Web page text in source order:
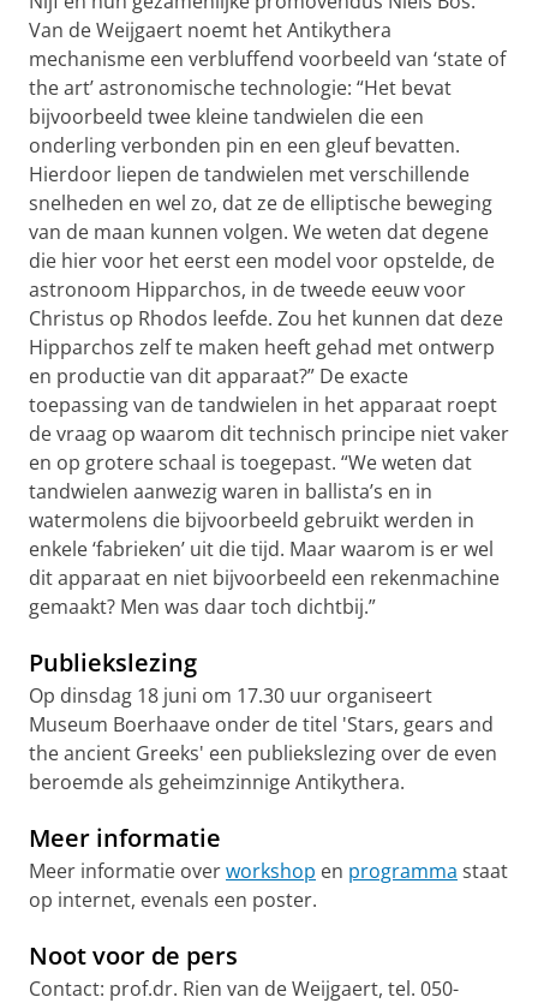
Van de Weijgaert noemt het Antikythera
mechanisme een verbluffend voorbeeld van ‘state of
the art’ astronomische technologie: “Het bevat
bijvoorbeeld twee kleine tandwielen die een
onderling verbonden pin en een gleuf bevatten.
Hierdoor liepen de tandwielen met verschillende
snelheden en wel zo, dat ze de elliptische beweging
van de maan kunnen volgen. We weten dat degene
die hier voor het eerst een model voor opstelde, de
astronoom Hipparchos, in de tweede eeuw voor
Christus op Rhodos leefde. Zou het kunnen dat deze
Hipparchos zelf te maken heeft gehad met ontwerp
en productie van dit apparaat?” De exacte
toepassing van de tandwielen in het apparaat roept
de vraag op waarom dit technisch principe niet vaker
en op grotere schaal is toegepast. “We weten dat
tandwielen aanwezig waren in ballista’s en in
watermolens die bijvoorbeeld gebruikt werden in
enkele ‘fabrieken’ uit die tijd. Maar waarom is er wel
dit apparaat en niet bijvoorbeeld een rekenmachine
gemaakt? Men was daar toch dichtbij.”
Publiekslezing
Op dinsdag 18 juni om 17.30 uur organiseert
Museum Boerhaave onder de titel 'Stars, gears and
the ancient Greeks' een publiekslezing over de even
beroemde als geheimzinnige Antikythera.
Meer informatie
Meer informatie overworkshop en programma staat
op internet, evenals een poster.
Noot voor de pers
Contact: prof.dr. Rien van de Weijgaert, tel. 050-